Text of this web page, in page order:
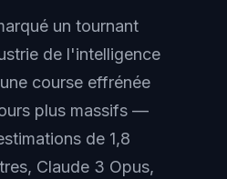
un tournant
de l'intelligence
course effrénée
plus massifs —
de 1,8
Claude 3 Opus,